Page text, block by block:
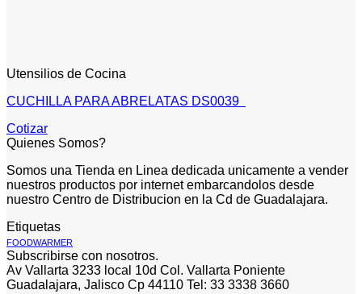
Utensilios de Cocina
CUCHILLA PARA ABRELATAS DS0039
Cotizar
Quienes Somos?
Somos una Tienda en Linea dedicada unicamente a vender
nuestros productos por internet embarcandolos desde
nuestro Centro de Distribucion en la Cd de Guadalajara.
Etiquetas
FOODWARMER
Subscribirse con nosotros.
Av Vallarta 3233 local 10d Col. Vallarta Poniente
Guadalajara, Jalisco Cp 44110 Tel: 33 3338 3660